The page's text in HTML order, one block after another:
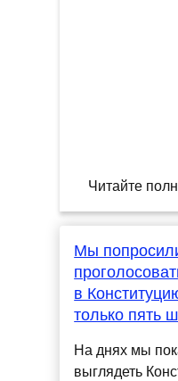
Читайте
Мы
в
только пять
На днях мы
выглядеть